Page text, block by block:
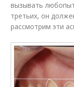
вызывать
третьих, он
рассмотрим эти